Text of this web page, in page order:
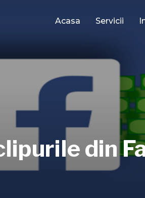
Acasa Servicii
din